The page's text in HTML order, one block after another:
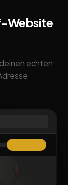
Website
echten